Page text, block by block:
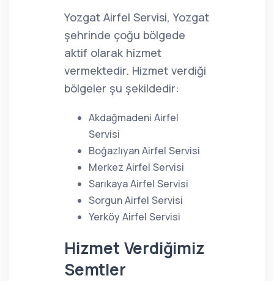
Yozgat Airfel Servisi, Yozgat
şehrinde çoğu bölgede
aktif olarak hizmet
vermektedir. Hizmet verdiği
bölgeler şu şekildedir:
Akdağmadeni Airfel
Servisi
Boğazlıyan Airfel Servisi
Merkez Airfel Servisi
Sarıkaya Airfel Servisi
Sorgun Airfel Servisi
Yerköy Airfel Servisi
Hizmet Verdiğimiz
Semtler